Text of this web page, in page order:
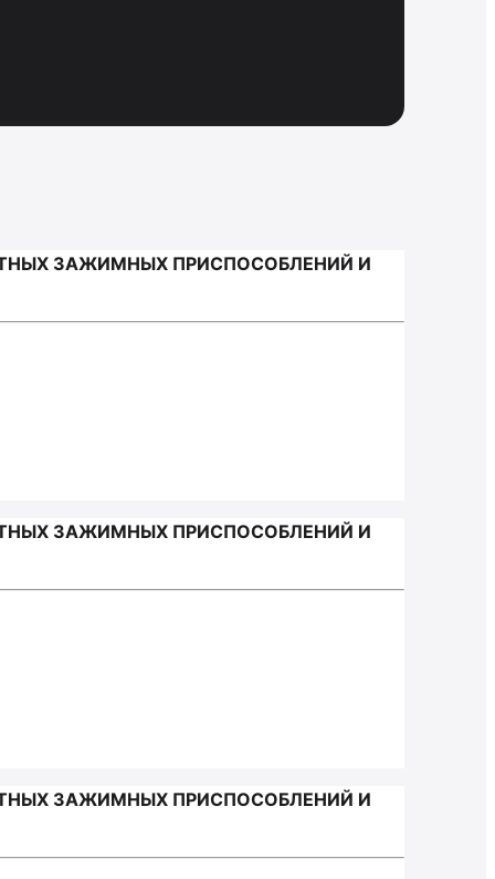
ЗАЖИМНЫХ ПРИСПОСОБЛЕНИЙ И
ЗАЖИМНЫХ ПРИСПОСОБЛЕНИЙ И
ЗАЖИМНЫХ ПРИСПОСОБЛЕНИЙ И